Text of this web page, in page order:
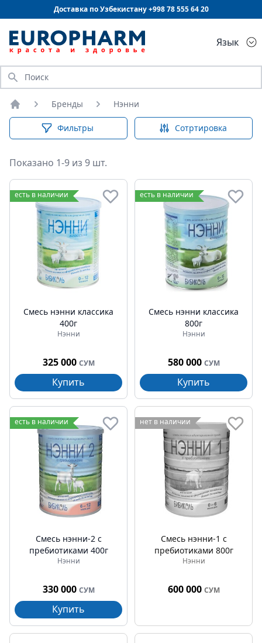
Доставка по Узбекистану +99878 555 64 20
Язык
Искать
Главная
Бренды Нэнни
Фильтры Сотртировка
Показано 1-9 из 9 шт.
есть в наличии
Смесь нэнни классика
400г
Нэнни
325 000 СУМ
Купить
есть в наличии
Смесь нэнни классика
800г
Нэнни
580 000 СУМ
Купить
есть в наличии
Смесь нэнни-2 с
пребиотиками 400г
Нэнни
330 000 СУМ
Купить
нет в наличии
Смесь нэнни-1 с
пребиотиками 800г
Нэнни
600 000 СУМ